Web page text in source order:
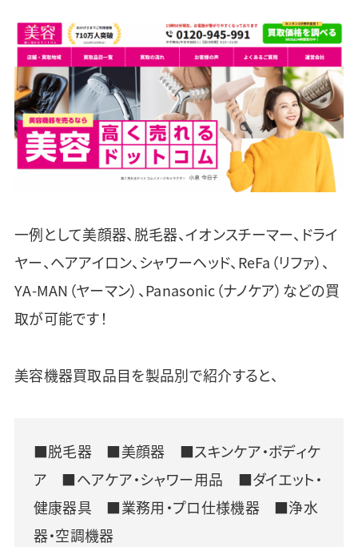
一例として美顔器、脱毛器、イオンスチーマー、ドライ
ヤー、ヘアアイロン、シャワーヘッド、ReFa（リファ）、
YA-MAN（ヤーマン）、Panasonic（ナノケア）などの買
取が可能です！
美容機器買取品目を製品別で紹介すると、
■脱毛器 ■美顔器 ■スキンケア・ボディケ
ア ■ヘアケア・シャワー用品 ■ダイエット・
健康器具 ■業務用・プロ仕様機器 ■浄水
器・空調機器